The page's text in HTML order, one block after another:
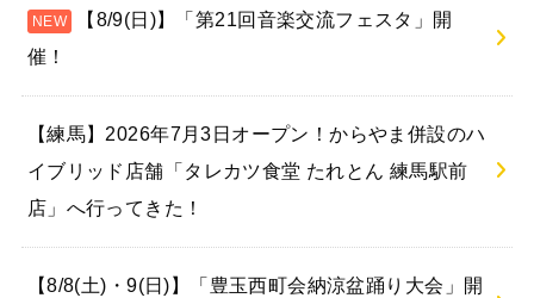
【8/9(日)】「第21回音楽交流フェスタ」開
催！
【練馬】2026年7月3日オープン！からやま併設のハ
イブリッド店舗「タレカツ食堂 たれとん 練馬駅前
店」へ行ってきた！
【8/8(土)・9(日)】「豊玉西町会納涼盆踊り大会」開